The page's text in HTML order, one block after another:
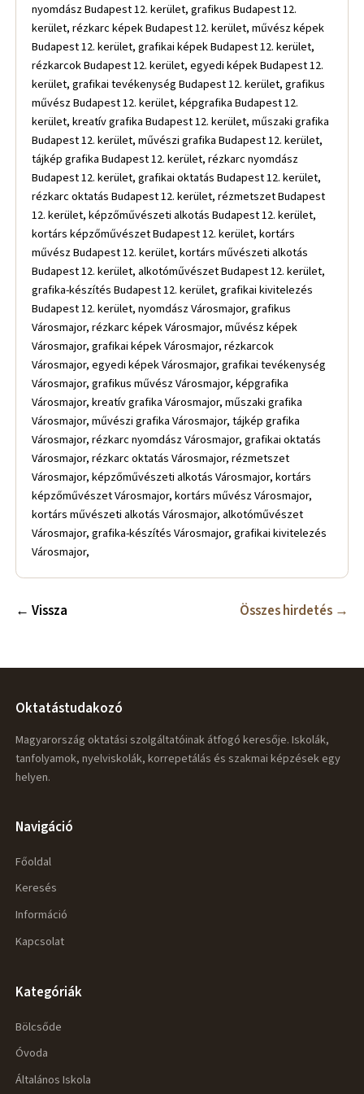
nyomdász Budapest 12. kerület, grafikus Budapest 12.
kerület, rézkarc képek Budapest 12. kerület, művész képek
Budapest 12. kerület, grafikai képek Budapest 12. kerület,
rézkarcok Budapest 12. kerület, egyedi képek Budapest 12.
kerület, grafikai tevékenység Budapest 12. kerület, grafikus
művész Budapest 12. kerület, képgrafika Budapest 12.
kerület, kreatív grafika Budapest 12. kerület, műszaki grafika
Budapest 12. kerület, művészi grafika Budapest 12. kerület,
tájkép grafika Budapest 12. kerület, rézkarc nyomdász
Budapest 12. kerület, grafikai oktatás Budapest 12. kerület,
rézkarc oktatás Budapest 12. kerület, rézmetszet Budapest
12. kerület, képzőművészeti alkotás Budapest 12. kerület,
kortárs képzőművészet Budapest 12. kerület, kortárs
művész Budapest 12. kerület, kortárs művészeti alkotás
Budapest 12. kerület, alkotóművészet Budapest 12. kerület,
grafika-készítés Budapest 12. kerület, grafikai kivitelezés
Budapest 12. kerület, nyomdász Városmajor, grafikus
Városmajor, rézkarc képek Városmajor, művész képek
Városmajor, grafikai képek Városmajor, rézkarcok
Városmajor, egyedi képek Városmajor, grafikai tevékenység
Városmajor, grafikus művész Városmajor, képgrafika
Városmajor, kreatív grafika Városmajor, műszaki grafika
Városmajor, művészi grafika Városmajor, tájkép grafika
Városmajor, rézkarc nyomdász Városmajor, grafikai oktatás
Városmajor, rézkarc oktatás Városmajor, rézmetszet
Városmajor, képzőművészeti alkotás Városmajor, kortárs
képzőművészet Városmajor, kortárs művész Városmajor,
kortárs művészeti alkotás Városmajor, alkotóművészet
Városmajor, grafika-készítés Városmajor, grafikai kivitelezés
Városmajor,
← Vissza Összes hirdetés →
Oktatástudakozó
Magyarország oktatási szolgáltatóinak átfogó keresője. Iskolák,
tanfolyamok, nyelviskolák, korrepetálás és szakmai képzések egy
helyen.
Navigáció
Főoldal
Keresés
Információ
Kapcsolat
Kategóriák
Bölcsőde
Óvoda
Általános Iskola